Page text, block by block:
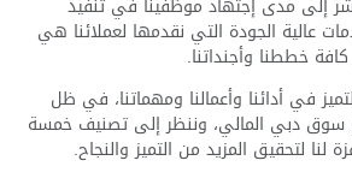
عالية الجودة التي نقدمها لعملائنا هي
خططنا وأجنداتنا.
في أدائنا وأعمالنا ومهماتنا، في ظل
سوق دبي المالي، وننظر إلى تصنيف خمسة
لتحقيق المزيد من التميزوالنجاح.